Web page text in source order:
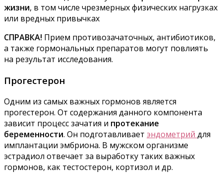
жизни, в том числе чрезмерных физических нагрузках
или вредных привычках
СПРАВКА! Прием противозачаточных, антибиотиков,
а также гормональных препаратов могут повлиять
на результат исследования.
Прогестерон
Одним из самых важных гормонов является
прогестерон. От содержания данного компонента
зависит процесс зачатия и протекание
беременности. Он подготавливает эндометрий для
имплантации эмбриона. В мужском организме
эстрадиол отвечает за выработку таких важных
гормонов, как тестостерон, кортизол и др.